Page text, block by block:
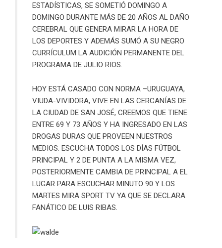
ESTADÍSTICAS, SE SOMETIÓ DOMINGO A
DOMINGO DURANTE MÁS DE 20 AÑOS AL DAÑO
CEREBRAL QUE GENERA MIRAR LA HORA DE
LOS DEPORTES Y ADEMÁS SUMÓ A SU NEGRO
CURRÍCULUM LA AUDICIÓN PERMANENTE DEL
PROGRAMA DE JULIO RIOS.
HOY ESTÁ CASADO CON NORMA –URUGUAYA,
VIUDA-VIVIDORA, VIVE EN LAS CERCANÍAS DE
LA CIUDAD DE SAN JOSÉ, CREEMOS QUE TIENE
ENTRE 69 Y 73 AÑOS Y HA INGRESADO EN LAS
DROGAS DURAS QUE PROVEEN NUESTROS
MEDIOS. ESCUCHA TODOS LOS DÍAS FÚTBOL
PRINCIPAL Y 2 DE PUNTA A LA MISMA VEZ,
POSTERIORMENTE CAMBIA DE PRINCIPAL A EL
LUGAR PARA ESCUCHAR MINUTO 90 Y LOS
MARTES MIRA SPORT TV YA QUE SE DECLARA
FANÁTICO DE LUIS RIBAS.